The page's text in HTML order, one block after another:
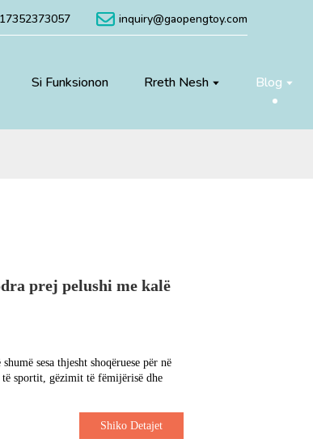
inquiry@gaopengtoy.com
Si Funksionon Rreth Nesh Blog
prej pelushi me kalë
sesa thjesht shoqëruese për në
sportit, gëzimit të fëmijërisë dhe
Shiko Detajet